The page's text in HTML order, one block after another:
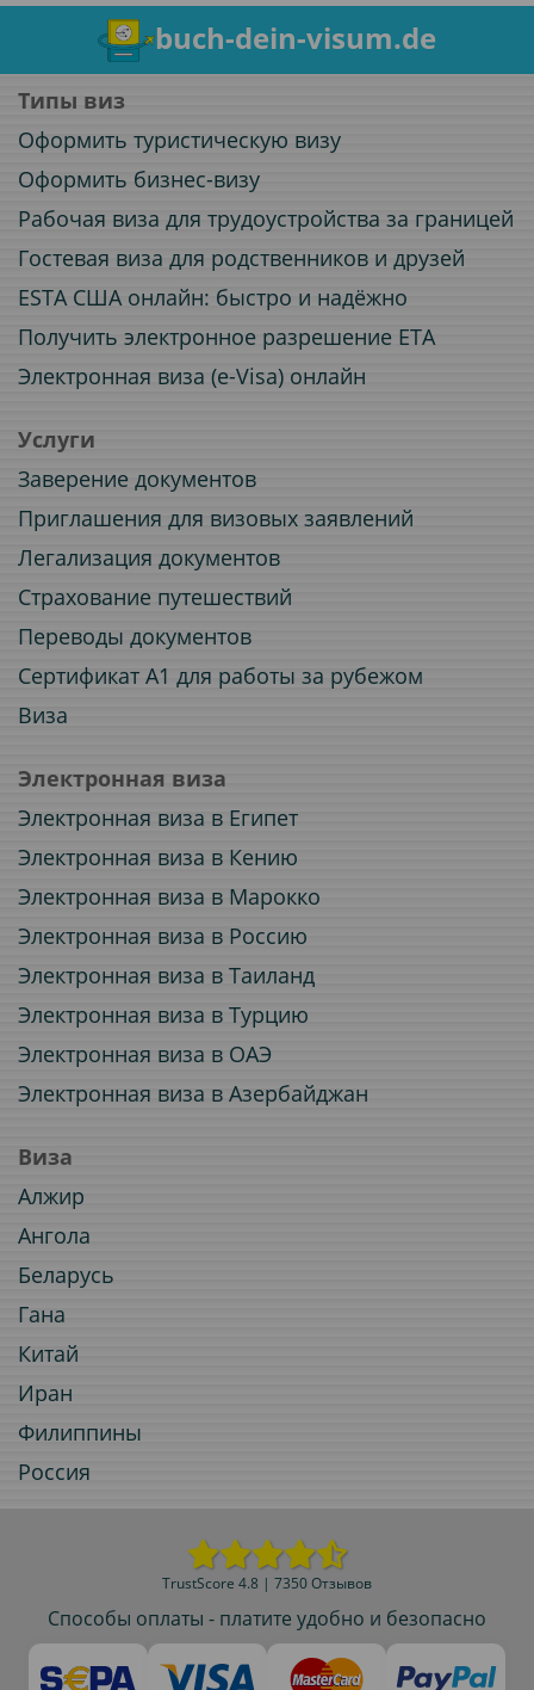
buch-dein-visum.de
Типы виз
Оформить туристическую визу
Оформить бизнес-визу
Рабочая виза для трудоустройства за границей
Гостевая виза для родственников и друзей
ESTA США онлайн: быстро и надёжно
Получить электронное разрешение ETA
Электронная виза (e-Visa) онлайн
Услуги
Заверение документов
Приглашения для визовых заявлений
Легализация документов
Страхование путешествий
Переводы документов
Сертификат A1 для работы за рубежом
Виза
Электронная виза
Электронная виза в Египет
Электронная виза в Кению
Электронная виза в Марокко
Электронная виза в Россию
Электронная виза в Таиланд
Электронная виза в Турцию
Электронная виза в ОАЭ
Электронная виза в Азербайджан
Виза
Алжир
Ангола
Беларусь
Гана
Китай
Иран
Филиппины
Россия
TrustScore 4.8 | 7350 Отзывов
Способы оплаты - платите удобно и безопасно